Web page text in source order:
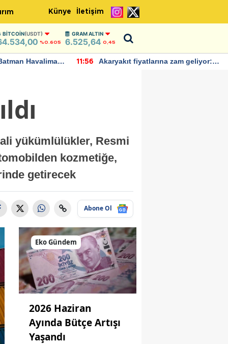
Künye İletişim
BITCOIN(USDT)
%0.605
GRAM ALTIN
6.525,64 0,45
Havalimanı
11:56
Akaryakıt fiyatlarına zam geliyor:
yükümlülükler, Resmi
kozmetiğe,
getirecek
Abone Ol
Eko Gündem
2026 Haziran
Ayında Bütçe Artışı
Yaşandı